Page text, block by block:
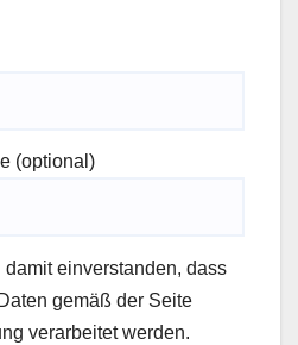
(optional)
damit einverstanden, dass
gemäß der Seite
verarbeitet werden.